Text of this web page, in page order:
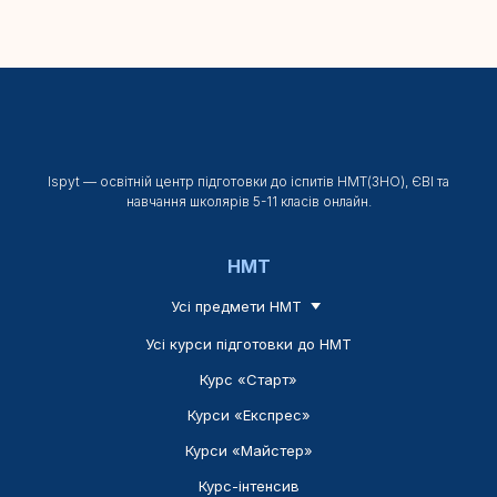
Ispyt — освітній центр підготовки до іспитів НМТ(ЗНО), ЄВІ та
навчання школярів 5-11 класів онлайн.
НМТ
Усі предмети НМТ
Усі курси підготовки до НМТ
Курс «Старт»
Курси «Експрес»
Курси «Майстер»
Курс-інтенсив